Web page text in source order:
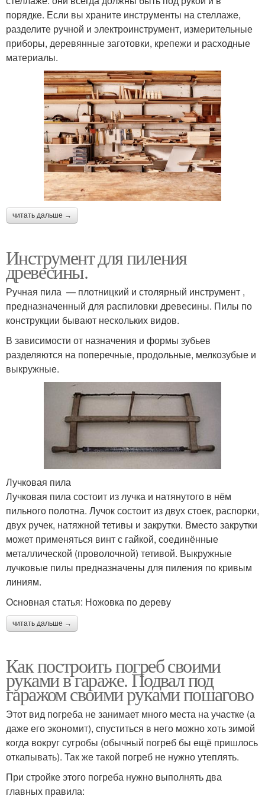
порядке. Если вы храните инструменты на стеллаже,
разделите ручной и электроинструмент, измерительные
приборы, деревянные заготовки, крепежи и расходные
материалы.
читать дальше →
Инструмент для пиления
древесины.
Ручная пила — плотницкий и столярный инструмент ,
предназначенный для распиловки древесины. Пилы по
конструкции бывают нескольких видов.
В зависимости от назначения и формы зубьев
разделяются на поперечные, продольные, мелкозубые и
выкружные.
Лучковая пила
Лучковая пила состоит из лучка и натянутого в нём
пильного полотна. Лучок состоит из двух стоек, распорки,
двух ручек, натяжной тетивы и закрутки. Вместо закрутки
может применяться винт с гайкой, соединённые
металлической (проволочной) тетивой. Выкружные
лучковые пилы предназначены для пиления по кривым
линиям.
Основная статья: Ножовка по дереву
читать дальше →
Как построить погреб своими
руками в гараже. Подвал под
гаражом своими руками пошагово
Этот вид погреба не занимает много места на участке (а
даже его экономит), спуститься в него можно хоть зимой
когда вокруг сугробы (обычный погреб бы ещё пришлось
откапывать). Так же такой погреб не нужно утеплять.
При стройке этого погреба нужно выполнять два
главных правила: